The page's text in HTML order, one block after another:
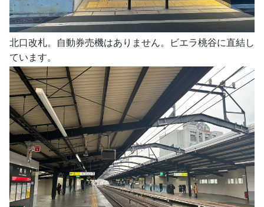
北口改札。自動券売機はありません。ビエラ桃谷に直結し
ています。